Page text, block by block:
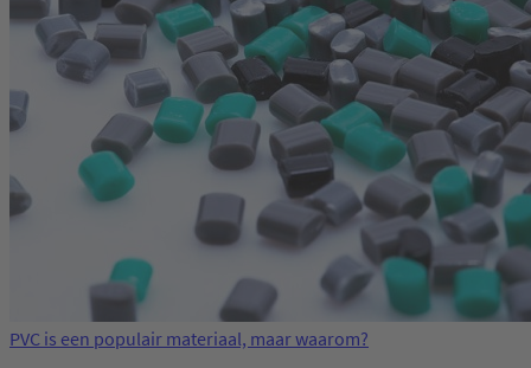
PVC is een populair materiaal, maar waarom?